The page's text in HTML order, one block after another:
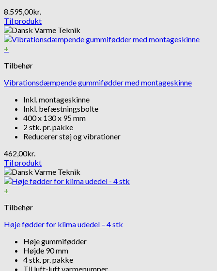
8.595,00kr.
Til produkt
+
Tilbehør
Vibrationsdæmpende gummifødder med montageskinne
Inkl. montageskinne
Inkl. befæstningsbolte
400 x 130 x 95 mm
2 stk. pr. pakke
Reducerer støj og vibrationer
462,00kr.
Til produkt
+
Tilbehør
Høje fødder for klima udedel – 4 stk
Høje gummifødder
Højde 90 mm
4 stk. pr. pakke
Til luft-luft varmepumper